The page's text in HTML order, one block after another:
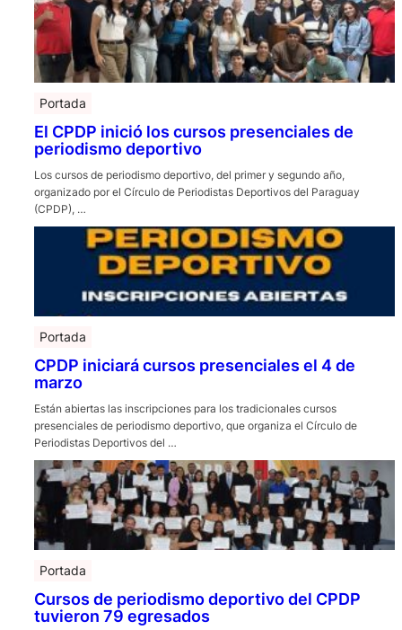
Portada
El CPDP inició los cursos presenciales de
periodismo deportivo
Los cursos de periodismo deportivo, del primer y segundo año,
organizado por el Círculo de Periodistas Deportivos del Paraguay
(CPDP), …
Portada
CPDP iniciará cursos presenciales el 4 de
marzo
Están abiertas las inscripciones para los tradicionales cursos
presenciales de periodismo deportivo, que organiza el Círculo de
Periodistas Deportivos del …
Portada
Cursos de periodismo deportivo del CPDP
tuvieron 79 egresados